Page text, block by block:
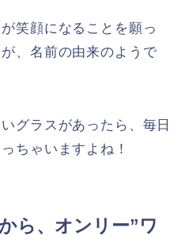
笑顔になることを願っ
、名前の由来のようで
グラスがあったら、毎日
ちゃいますよね！
ら、オンリー”ワ